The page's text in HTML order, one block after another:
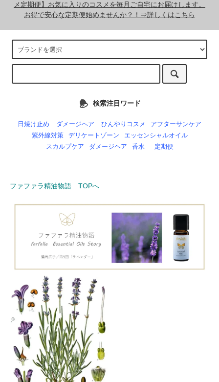
メ定期便】お気に入りのコスメを毎月ご自宅にお届けします。
お得で安心な定期便始めませんか？！⇒詳しくはこちら
検索注目ワード
日焼け止め ダメージヘア ひんやりコスメ
アフターサンケア
紫外線対策
デリケートゾーン
エッセンシャルオイル
スカルプケア
ダメージヘア 香水 定期便
ファファラ精油物語 TOPへ